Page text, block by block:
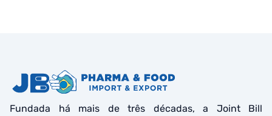
Fundada há mais de três décadas, a Joint Bill